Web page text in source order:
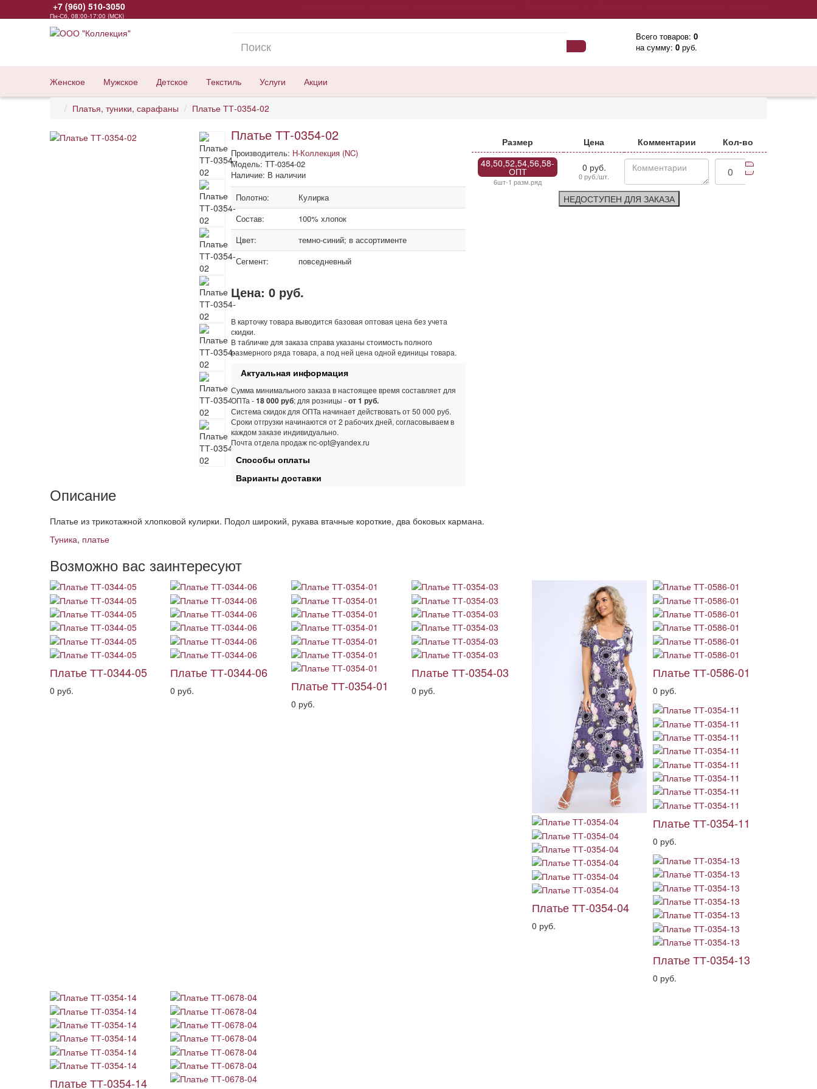
+7 (960) 510-3050
Пн-Сб, 08:00-17:00 (МСК)
Всего товаров: 0
на сумму:0 руб.
Женское Мужское Детское Текстиль Услуги Акции
Платья, туники, сарафаны Платье ТТ-0354-02
Платье ТТ-0354-02
Производитель: Н-Коллекция (NC)
Модель: ТТ-0354-02
Наличие: В наличии
Полотно:
Кулирка
Состав:
100% хлопок
Цвет:
темно-синий; в ассортименте
Сегмент:
повседневный
Цена: 0 руб.
В карточку товара выводится базовая оптовая цена без учета
скидки.
В табличке для заказа справа указаны стоимость полного
размерного ряда товара, а под ней цена одной единицы товара.
Актуальная информация
Сумма минимального заказа в настоящее время составляет для
ОПТа -18 000 руб; для розницы -от 1 руб.
Система скидок для ОПТа начинает действовать от 50 000 руб.
Сроки отгрузки начинаются от 2 рабочих дней, согласовываем в
каждом заказе индивидуально.
Почта отдела продаж nc-opt@yandex.ru
Способы оплаты
Варианты доставки
Размер Цена Комментарии
Кол-во
48,50,52,54,56,58-
ОПТ
6шт-1 разм.ряд
0 руб.
0 руб./шт.
НЕДОСТУПЕН ДЛЯ ЗАКАЗА
Описание
Платье из трикотажной хлопковой кулирки. Подол широкий, рукава втачные короткие, два боковых кармана.
Туника, платье
Возможно вас заинтересуют
Платье ТТ-0344-05
0 руб.
Платье ТТ-0344-06
0 руб. Платье ТТ-0354-01
0 руб.
Платье ТТ-0354-03
0 руб.
Платье ТТ-0354-04
0 руб.
Платье ТТ-0586-01
0 руб.
Платье ТТ-0354-11
0 руб.
Платье ТТ-0354-13
0 руб.
Платье ТТ-0354-14